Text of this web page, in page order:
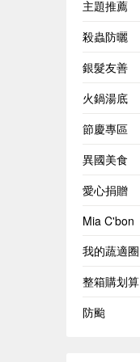
主題推薦
殺蟲防曬
銀髮友善
火鍋湯底
節慶專區
異國美食
愛心捐贈
Mia C'bon
我的蔬適圈
整箱購划算
防颱